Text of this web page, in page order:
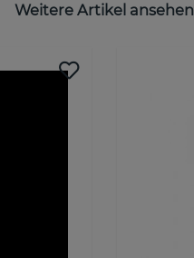
Weitere Artikel ansehen